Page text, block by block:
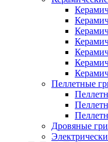
Пеллетные
Дровяные